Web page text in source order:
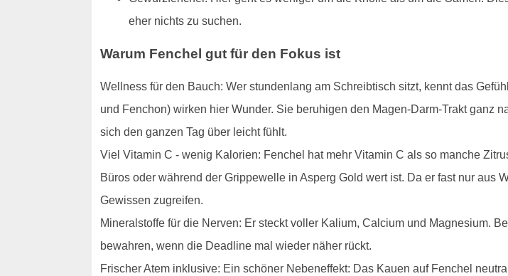
eher nichts zu suchen.
Warum Fenchel gut für den Fokus ist
Wellness für den Bauch: Wer stundenlang am Schreibtisch sitzt, kennt das
und Fenchon) wirken hier Wunder. Sie beruhigen den Magen-Darm-Trakt ganz
sich den ganzen Tag über leicht fühlt.
Viel Vitamin C - wenig Kalorien: Fenchel hat mehr Vitamin C als so manche
Büros oder während der Grippewelle in Asperg Gold wert ist. Da er fast nur aus
Gewissen zugreifen.
Mineralstoffe für die Nerven: Er steckt voller Kalium, Calcium und Magnesium.
bewahren, wenn die Deadline mal wieder näher rückt.
Frischer Atem inklusive: Ein schöner Nebeneffekt: Das Kauen auf Fenchel